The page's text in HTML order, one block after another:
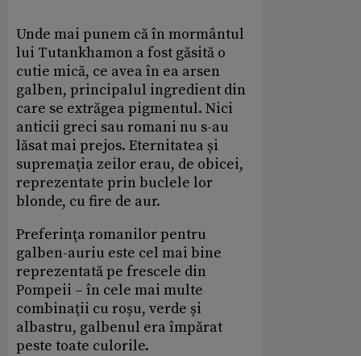
Unde mai punem că în mormântul
lui Tutankhamon a fost găsită o
cutie mică, ce avea în ea arsen
galben, principalul ingredient din
care se extrăgea pigmentul. Nici
anticii greci sau romani nu s-au
lăsat mai prejos. Eternitatea și
supremaţia zeilor erau, de obicei,
reprezentate prin buclele lor
blonde, cu fire de aur.
Preferinţa romanilor pentru
galben-auriu este cel mai bine
reprezentată pe frescele din
Pompeii – în cele mai multe
combinaţii cu roșu, verde și
albastru, galbenul era împărat
peste toate culorile.